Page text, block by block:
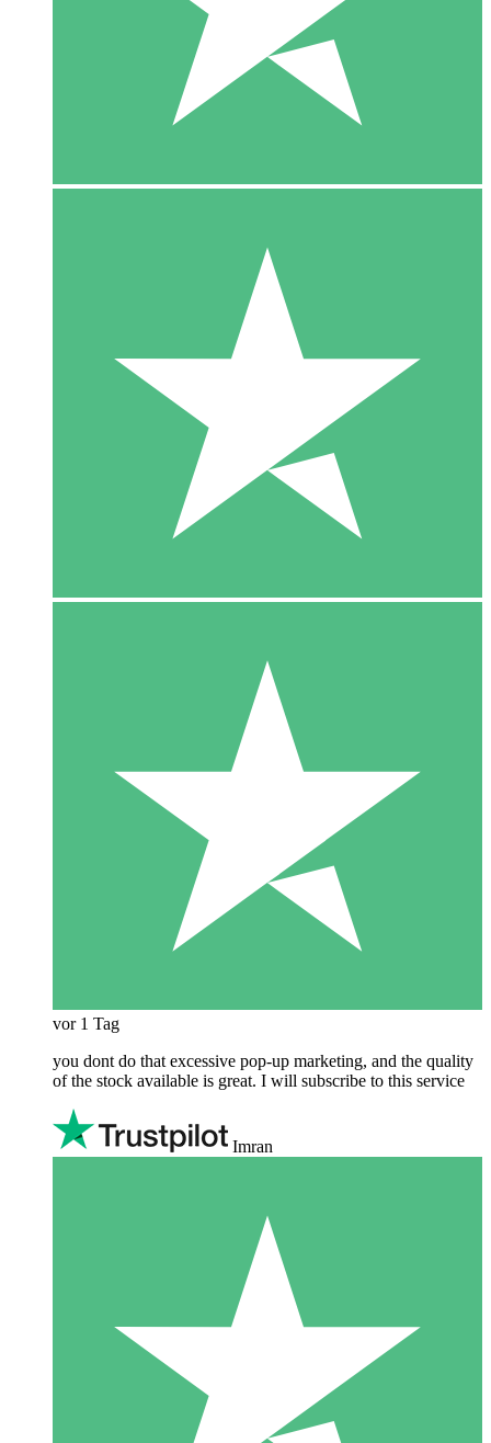
vor 1 Tag
you dont do that excessive pop-up marketing, and the quality
of the stock available is great. I will subscribe to this service
Imran